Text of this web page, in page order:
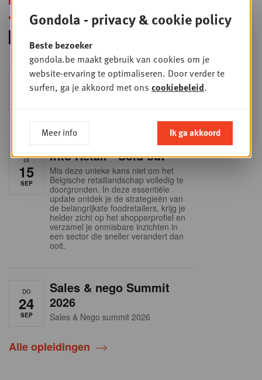
WOE
9
Foodservice - Joint
business planning
DI
15
SEP
Into Retail - Sold out
Mis deze unieke kans niet om het
Belgische retaillandschap volledig te
doorgronden. In deze essentiële
update ontdek je de strategieën van
de belangrijkste foodretailers, krijg je
helder zicht op het shopperprofiel en
verzamel je onmisbare inzichten in
een sector die sneller verandert dan
ooit.
DO
24
SEP
Sales & nego Summit
2026
Sales & Nego summit 2026
Alle opleidingen
Gondola - privacy & cookie policy
Beste bezoeker
gondola.be maakt gebruik van cookies om je
website-ervaring te optimaliseren. Door verder te
surfen, ga je akkoord met ons cookiebeleid.
Meer info Ik ga akkoord